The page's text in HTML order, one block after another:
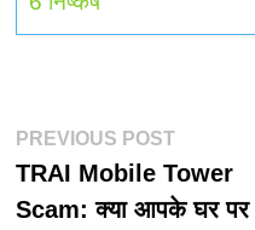
पोस्ट
नेविगेशन
PREVIOUS POSTPrevious
post:
TRAI Mobile Tower
Scam: क्या आपके घर पर